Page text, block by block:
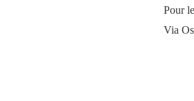
Pour
Via